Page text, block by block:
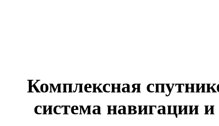
Комплексная
система